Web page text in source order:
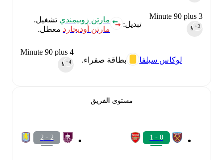
تبديل:
مارتن زوبيمنديتشغيل.
مارتن أوديجاردمعطل.
Minute 90 plus 3
Minute 90 plus 4
+4 بطاقة صفراء. لوكاس سيلفا
مستوى الفريق
0 - 1
2 - 2